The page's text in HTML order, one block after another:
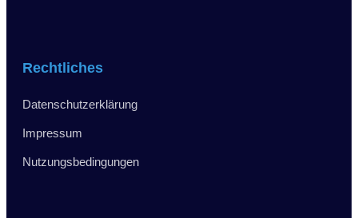
Rechtliches
Datenschutzerklärung
Impressum
Nutzungsbedingungen